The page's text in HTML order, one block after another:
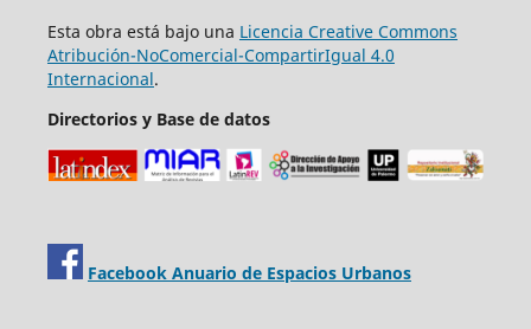
Esta obra está bajo una Licencia Creative Commons
Atribución-NoComercial-CompartirIgual 4.0
Internacional.
Directorios y Base de datos
Facebook Anuario de Espacios Urbanos